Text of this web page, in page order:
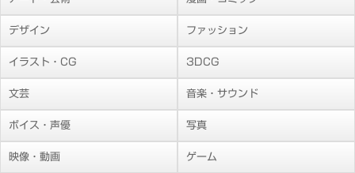
デザイン ファッション
イラスト・CG 3DCG
文芸 音楽・サウンド
ボイス・声優 写真
映像・動画 ゲーム